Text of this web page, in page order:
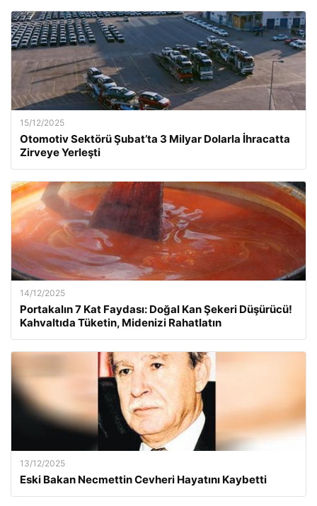
15/12/2025
Otomotiv Sektörü Şubat’ta 3 Milyar Dolarla İhracatta
Zirveye Yerleşti
14/12/2025
Portakalın 7 Kat Faydası: Doğal Kan Şekeri Düşürücü!
Kahvaltıda Tüketin, Midenizi Rahatlatın
13/12/2025
Eski Bakan Necmettin Cevheri Hayatını Kaybetti